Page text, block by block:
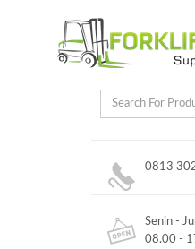
0813
Senin -
08.00 -